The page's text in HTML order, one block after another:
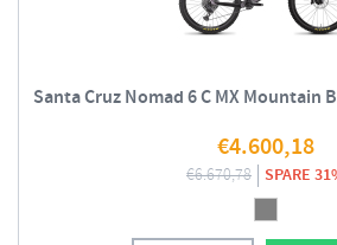
Santa Cruz Nomad 6 C MX Mountain
€4.600,18
€6.670,78 SPARE